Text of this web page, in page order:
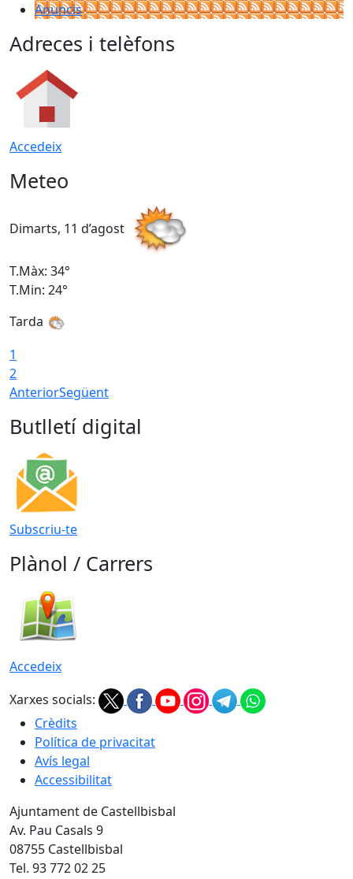
Anuncis
Adreces i telèfons
Accedeix
Meteo
Dimarts, 11 d’agost
T.Màx: 34°
T.Min: 24°
Tarda
1
2
AnteriorSegüent
Butlletí digital
Subscriu-te
Plànol / Carrers
Accedeix
Xarxes socials:
Crèdits
Política de privacitat
Avís legal
Accessibilitat
Ajuntament de Castellbisbal
Av. Pau Casals 9
08755 Castellbisbal
Tel. 93 772 02 25